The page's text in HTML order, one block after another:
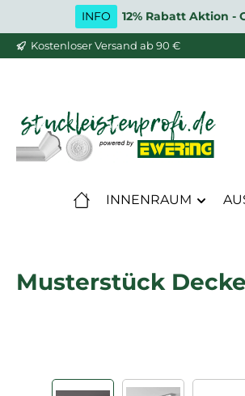
Hauptinhalt springen
Zur Suche springen
Zur Hauptnavigation springen
INFO 12% Rabatt Aktion
Kostenloser Versand ab 90 €
INNENRAUM
Musterstück
Bildergalerie überspringen